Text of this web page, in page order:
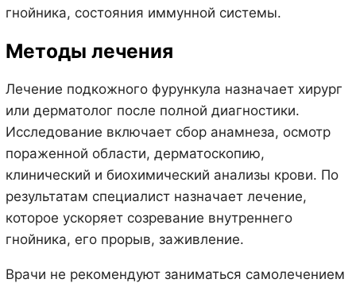
гнойника, состояния иммунной системы.
Методы лечения
Лечение подкожного фурункула назначает хирург
или дерматолог после полной диагностики.
Исследование включает сбор анамнеза, осмотр
пораженной области, дерматоскопию,
клинический и биохимический анализы крови. По
результатам специалист назначает лечение,
которое ускоряет созревание внутреннего
гнойника, его прорыв, заживление.
Врачи не рекомендуют заниматься самолечением